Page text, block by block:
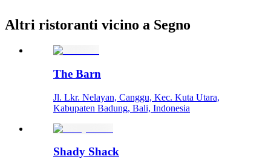
Altri ristoranti vicino a Segno
The Barn
Jl. Lkr. Nelayan, Canggu, Kec. Kuta Utara,
Kabupaten Badung, Bali, Indonesia
Shady Shack